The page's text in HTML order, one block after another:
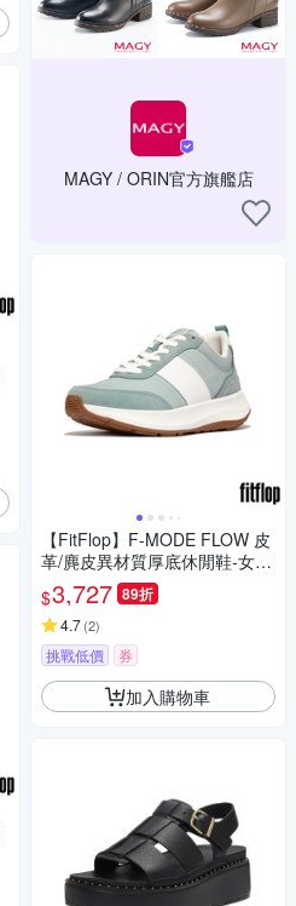
MAGY / ORIN官方旗艦店
【FitFlop】F-MODE FLOW 皮
革/麂皮異材質厚底休閒鞋-女
(薄荷藍混色)
$3,727 89折
4.7(2)
挑戰低價 券
加入購物車